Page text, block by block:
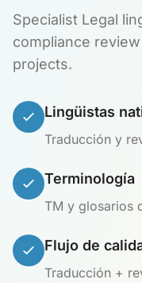
Specialist Legal
compliance
projects.
Lingüistas
Traducción y
Terminología
TM y glosarios
Flujo de
Traducción +